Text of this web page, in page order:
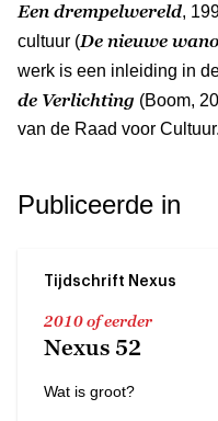
Een drempelwereld,
cultuur (De nieuwe
werk is een inleiding in
de Verlichting (Boom,
van de Raad voor Cultuur.
Publiceerde in
Tijdschrift Nexus
2010 of eerder
Nexus 52
Wat is groot?